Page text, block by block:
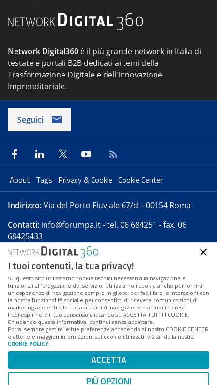
Network Digital360 è il più grande network in Italia di
testate e portali B2B dedicati ai temi della
Trasformazione Digitale e dell'innovazione
Imprenditoriale.
Seguici
About Tags Privacy & Cookie Cookie Center
Indirizzo:Via del Porto Fluviale 67/d – 00154 Roma
Contatti: info@forumpa.it- tel. 06 684251 - fax. 06
68425433
Forumpa.itè una pubblicazione telematica iscritta
presso Registro della stampa del Tribunale di Roma -
Reg. n. 182 del 2 maggio 2008 - Direttore resp. Michela
Stentella
FPA s.r.l. è società soggetta a Direzione e
Coordinamento da parte di Digital360 S.p.A. - FPA s.r.l.
è un'azienda certificata per il sistema di management
Codice Fiscale/Partita IVA n. 10693191008 - R.E.A. Roma
n. 1249791. ISP AWS
Mappa del sito
I tuoi contenuti, la tua privacy!
Su questo sito utilizziamo cookie tecnici necessari alla navigazione e
funzionali all’erogazione del servizio. Utilizziamo i cookie anche per fornirti
un’esperienza di navigazione sempre migliore, per facilitare le interazioni con
le nostre funzionalità social e per consentirti di ricevere comunicazioni di
marketing aderenti alle tue abitudini di navigazione e ai tuoi interessi.
Puoi esprimere il tuo consenso cliccando su ACCETTA TUTTI I COOKIE.
Chiudendo questa informativa, continui senza accettare.
Potrai sempre gestire le tue preferenze accedendo al nostro COOKIE CENTER
e ottenere maggiori informazioni sui cookie utilizzati, visitando la nostra
COOKIE POLICY.
ACCETTA
PIÙ OPZIONI